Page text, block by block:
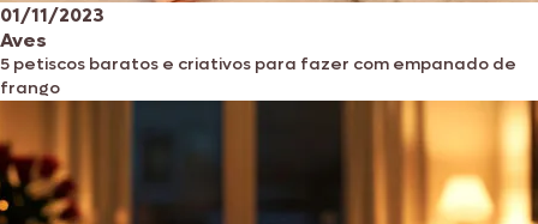
01/11/2023
Aves
5 petiscos baratos e criativos para fazer com empanado de
frango